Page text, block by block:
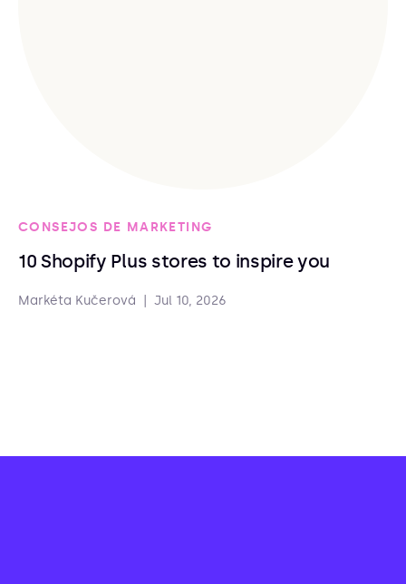
CONSEJOS DE MARKETING
10 Shopify Plus stores to inspire you
Markéta Kučerová Jul 10, 2026